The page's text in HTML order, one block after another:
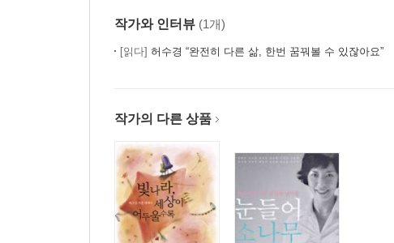
Interior Dictionary
18. 평형별 예산 짜기
20. 개조를 위한 인테리어 일정표
21. 쇼핑가이드1 antique
22. 쇼핑가이드2 wood
23. 쇼핑가이드3 unbalance
작가와 인터뷰 (1개)
[읽다] 허수경 “완전히 다른 삶, 한번 꿈꿔볼 수 있잖아요”
작가의 다른 상품